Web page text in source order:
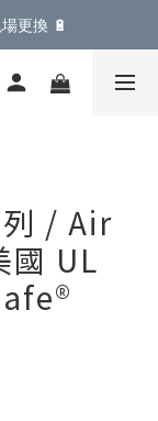
更換 🔋
更換 🔋
全單 95折
/ Air
國 UL